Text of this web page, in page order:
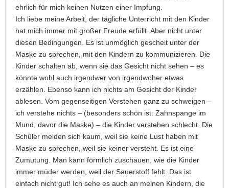
ehrlich für mich keinen Nutzen einer Impfung.
Ich liebe meine Arbeit, der tägliche Unterricht mit den Kinder
hat mich immer mit großer Freude erfüllt. Aber nicht unter
diesen Bedingungen. Es ist unmöglich gescheit unter der
Maske zu sprechen, mit den Kindern zu kommunizieren. Die
Kinder schalten ab, wenn sie das Gesicht nicht sehen – es
könnte wohl auch irgendwer von irgendwoher etwas
erzählen. Ebenso kann ich nichts am Gesicht der Kinder
ablesen. Vom gegenseitigen Verstehen ganz zu schweigen –
ich verstehe nichts – (besonders schön ist: Zahnspange im
Mund, davor die Maske) – die Kinder verstehen schlecht. Die
Schüler melden sich kaum, weil sie keine Lust haben mit
Maske zu sprechen, weil sie keiner versteht. Es ist eine
Zumutung. Man kann förmlich zuschauen, wie die Kinder
immer müder werden, weil der Sauerstoff fehlt. Das ist
einfach nicht gut! Ich sehe es auch an meinen Kindern, die